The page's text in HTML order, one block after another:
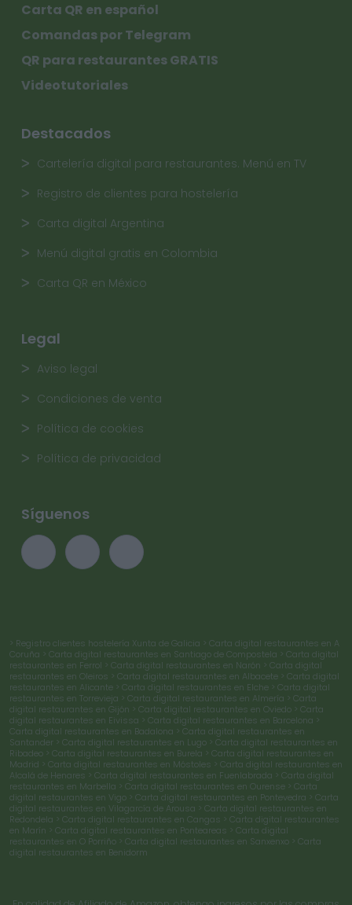
Carta QR en español
Comandas por Telegram
QR para restaurantes GRATIS
Videotutoriales
Destacados
Cartelería digital para restaurantes. Menú en TV
Registro de clientes para hostelería
Carta digital Argentina
Menú digital gratis en Colombia
Carta QR en México
Legal
Aviso legal
Condiciones de venta
Política de cookies
Política de privacidad
Síguenos
> Registro clientes hostelería Xunta de Galicia > Carta digital restaurantes en A
Coruña > Carta digital restaurantes en Santiago de Compostela > Carta digital
restaurantes en Ferrol > Carta digital restaurantes en Narón > Carta digital
restaurantes en Oleiros > Carta digital restaurantes en Albacete > Carta digital
restaurantes en Alicante > Carta digital restaurantes en Elche > Carta digital
restaurantes en Torrevieja > Carta digital restaurantes en Almería > Carta
digital restaurantes en Gijón > Carta digital restaurantes en Oviedo > Carta
digital restaurantes en Eivissa > Carta digital restaurantes en Barcelona >
Carta digital restaurantes en Badalona > Carta digital restaurantes en
Santander > Carta digital restaurantes en Lugo > Carta digital restaurantes en
Ribadeo > Carta digital restaurantes en Burela > Carta digital restaurantes en
Madrid > Carta digital restaurantes en Móstoles > Carta digital restaurantes en
Alcalá de Henares > Carta digital restaurantes en Fuenlabrada > Carta digital
restaurantes en Marbella > Carta digital restaurantes en Ourense > Carta
digital restaurantes en Vigo > Carta digital restaurantes en Pontevedra > Carta
digital restaurantes en Vilagarcía de Arousa > Carta digital restaurantes en
Redondela > Carta digital restaurantes en Cangas > Carta digital restaurantes
en Marín > Carta digital restaurantes en Ponteareas > Carta digital
restaurantes en O Porriño > Carta digital restaurantes en Sanxenxo > Carta
digital restaurantes en Benidorm